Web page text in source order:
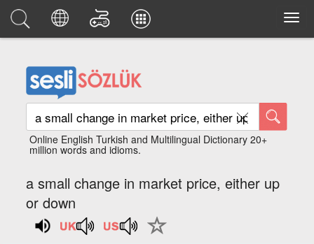
Online English Turkish and Multilingual Dictionary 20+
million words and idioms.
a small change in market price, either up
or down